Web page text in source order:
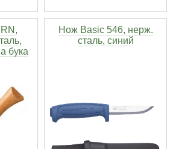
бука
Нож Basic 546, нерж.
сталь, синий